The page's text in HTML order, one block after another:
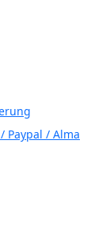
Paypal / Alma